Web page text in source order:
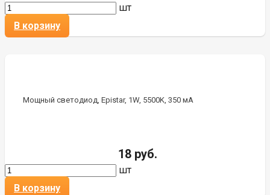
шт
В корзину
Мощный светодиод, Epistar, 1W, 5500K, 350 мА
18 руб.
шт
В корзину